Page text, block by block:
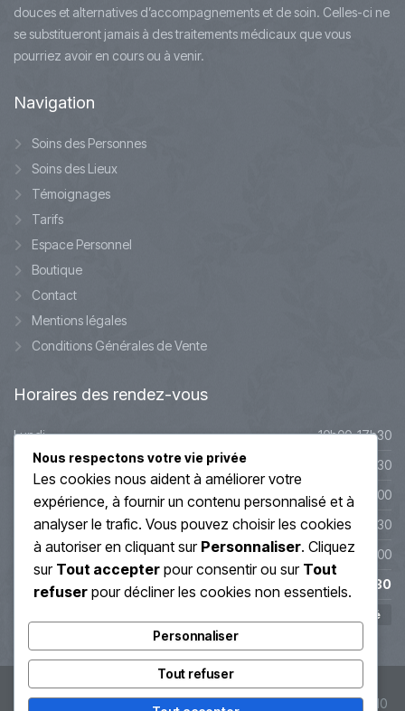
douces et alternatives d’accompagnements et de soin. Celles-ci ne
se substitueront jamais à des traitements médicaux que vous
pourriez avoir en cours ou à venir.
Navigation
Soins des Personnes
Soins des Lieux
Témoignages
Tarifs
Espace Personnel
Boutique
Contact
Mentions légales
Conditions Générales de Vente
Horaires des rendez-vous
Lundi
10h00-17h30
Mardi
10h00-17h30
Mercredi
9h45-20h00
Jeudi
10h00-19h30
Vendredi
10h00-19h00
Samedi
10h00-17h30
Fermé
© Soin Énergétique Lyon 2019 - Régis Grand - SIRET : 407 913 110
Nous respectons votre vie privée
Les cookies nous aident à améliorer votre
expérience, à fournir un contenu personnalisé et à
analyser le trafic. Vous pouvez choisir les cookies
à autoriser en cliquant sur Personnaliser. Cliquez
sur Tout accepter pour consentir ou sur Tout
refuser pour décliner les cookies non essentiels.
Personnaliser
Tout refuser